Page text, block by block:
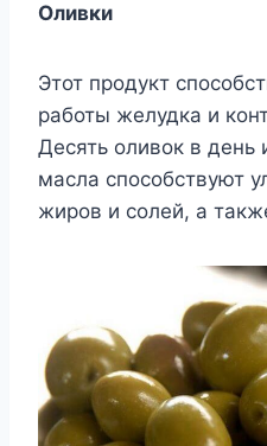
Оливки
Этот продукт
работы желудка и
Десять оливок в день
масла способствуют
жиров и солей, а